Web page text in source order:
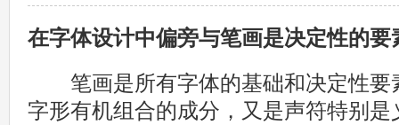
在字体设计中偏旁与笔画是决定性的要
笔画是所有字体的基础和决定性要
字形有机组合的成分，又是声符特别